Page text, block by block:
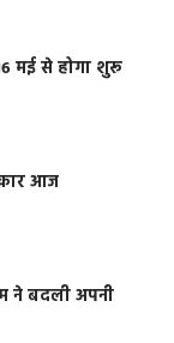
मई से होगा शुरू
आज
ने बदली अपनी